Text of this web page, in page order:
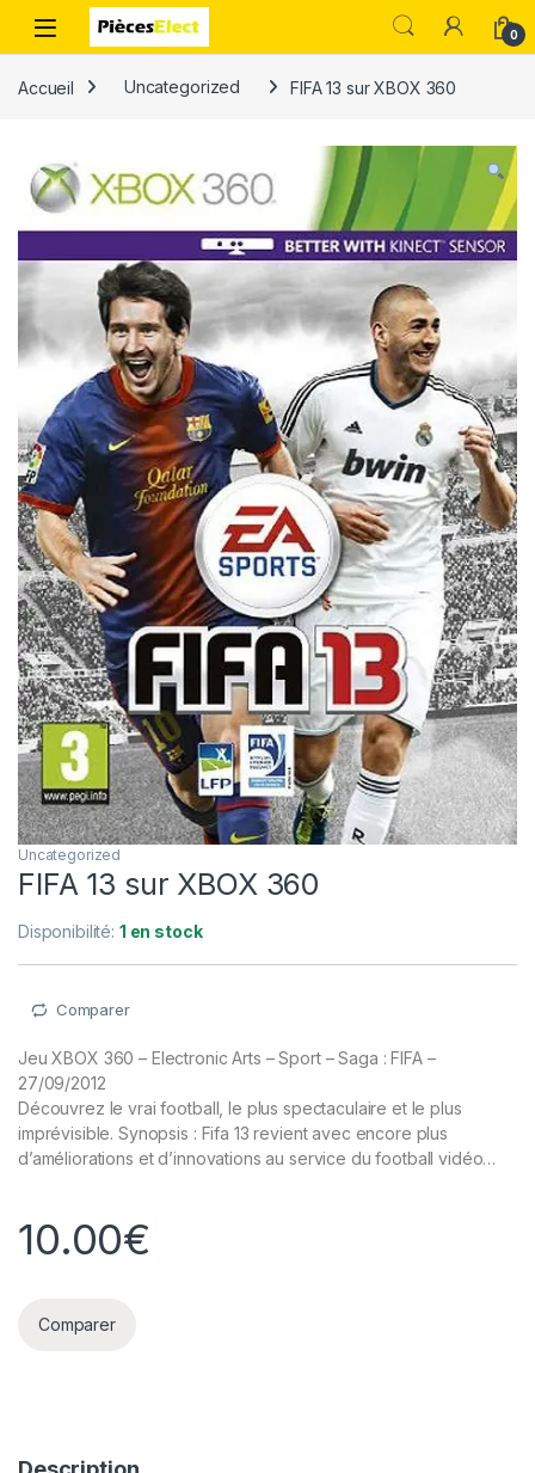
0
Accueil Uncategorized FIFA 13 sur XBOX 360
Uncategorized
FIFA 13 sur XBOX 360
Disponibilité: 1 en stock
Comparer
Jeu XBOX 360 – Electronic Arts – Sport – Saga : FIFA –
27/09/2012
Découvrez le vrai football, le plus spectaculaire et le plus
imprévisible. Synopsis : Fifa 13 revient avec encore plus
d’améliorations et d’innovations au service du football vidéo…
10.00€
Comparer